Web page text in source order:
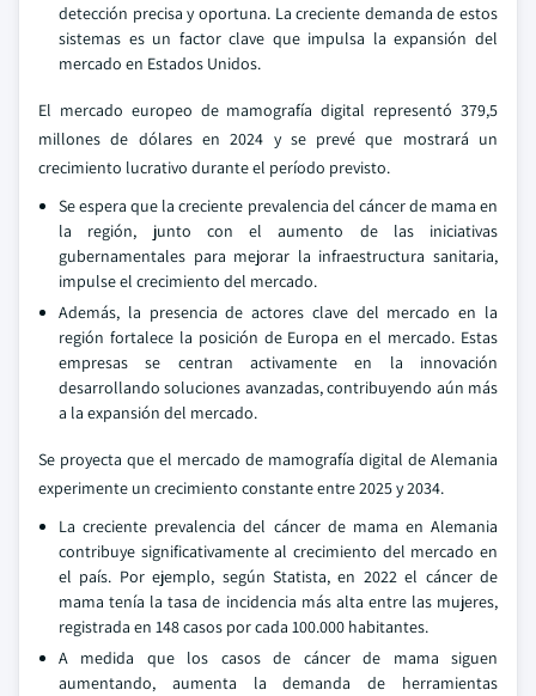
detección precisa y oportuna. La creciente demanda de estos
sistemas es un factor clave que impulsa la expansión del
mercado en Estados Unidos.
El mercado europeo de mamografía digital representó 379,5
millones de dólares en 2024 y se prevé que mostrará un
crecimiento lucrativo durante el período previsto.
Se espera que la creciente prevalencia del cáncer de mama en
la región, junto con el aumento de las iniciativas
gubernamentales para mejorar la infraestructura sanitaria,
impulse el crecimiento del mercado.
Además, la presencia de actores clave del mercado en la
región fortalece la posición de Europa en el mercado. Estas
empresas se centran activamente en la innovación
desarrollando soluciones avanzadas, contribuyendo aún más
a la expansión del mercado.
Se proyecta que el mercado de mamografía digital de Alemania
experimente un crecimiento constante entre 2025 y 2034.
La creciente prevalencia del cáncer de mama en Alemania
contribuye significativamente al crecimiento del mercado en
el país. Por ejemplo, según Statista, en 2022 el cáncer de
mama tenía la tasa de incidencia más alta entre las mujeres,
registrada en 148 casos por cada 100.000 habitantes.
A medida que los casos de cáncer de mama siguen
aumentando, aumenta la demanda de herramientas